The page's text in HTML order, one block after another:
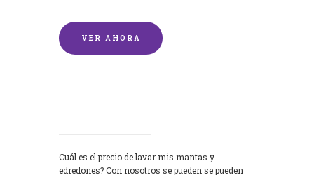
VER AHORA
Cuál es el precio de lavar mis mantas y
edredones? Con nosotros se pueden se pueden